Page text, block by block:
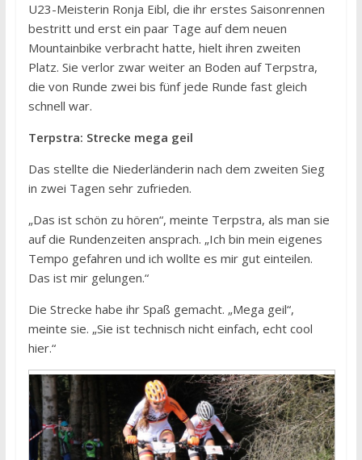
U23-Meisterin Ronja Eibl, die ihr erstes Saisonrennen
bestritt und erst ein paar Tage auf dem neuen
Mountainbike verbracht hatte, hielt ihren zweiten
Platz. Sie verlor zwar weiter an Boden auf Terpstra,
die von Runde zwei bis fünf jede Runde fast gleich
schnell war.
Terpstra: Strecke mega geil
Das stellte die Niederländerin nach dem zweiten Sieg
in zwei Tagen sehr zufrieden.
„Das ist schön zu hören“, meinte Terpstra, als man sie
auf die Rundenzeiten ansprach. „Ich bin mein eigenes
Tempo gefahren und ich wollte es mir gut einteilen.
Das ist mir gelungen.“
Die Strecke habe ihr Spaß gemacht. „Mega geil“,
meinte sie. „Sie ist technisch nicht einfach, echt cool
hier.“